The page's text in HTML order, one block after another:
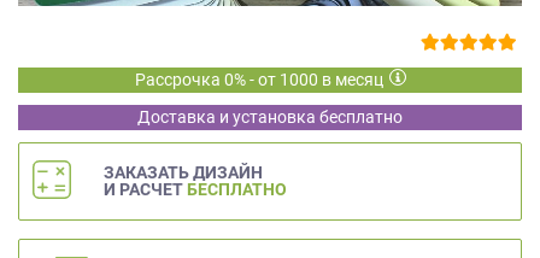
Рассрочка 0% - от 1000 в месяц
Доставка и установка бесплатно
ЗАКАЗАТЬ ДИЗАЙН
И РАСЧЕТ БЕСПЛАТНО
персональных
данных,
также
Согласие
обработку
персональных